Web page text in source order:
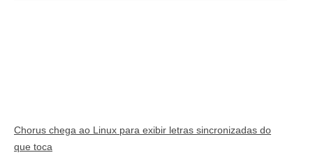
Chorus chega ao Linux para exibir letras sincronizadas do
que toca